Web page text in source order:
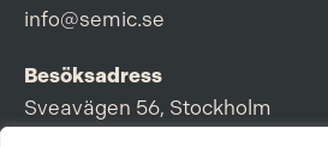
info@semic.se
Besöksadress
Sveavägen 56, Stockholm